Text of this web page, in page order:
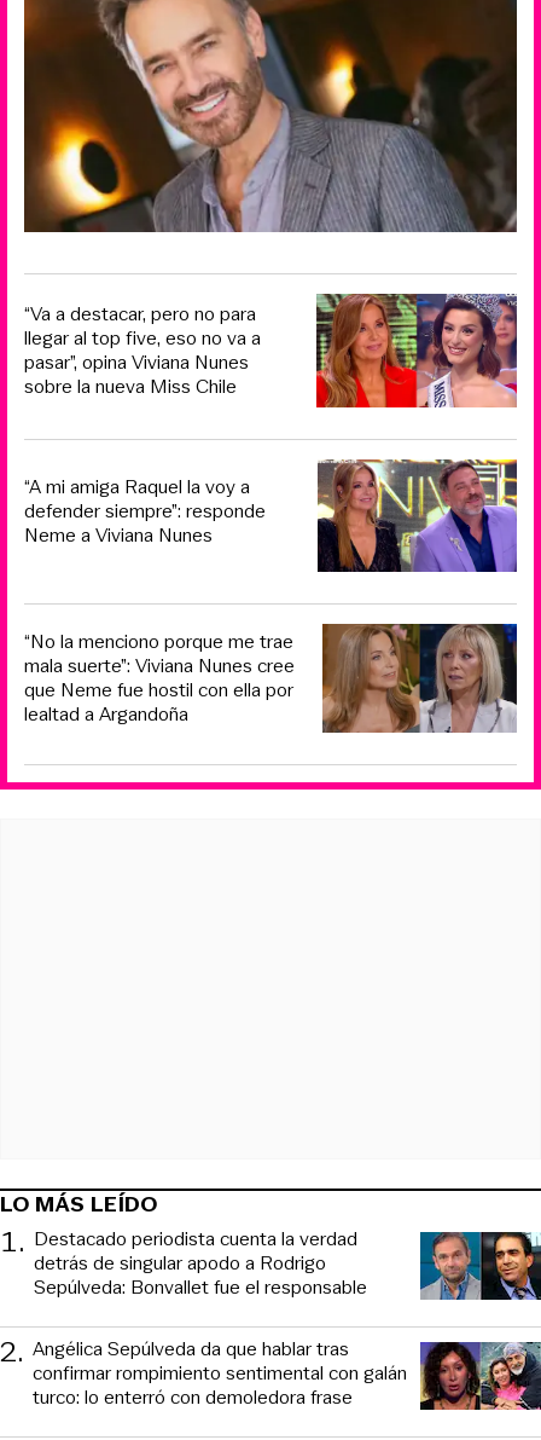
“Va a destacar, pero no para
llegar al top five, eso no va a
pasar”, opina Viviana Nunes
sobre la nueva Miss Chile
“A mi amiga Raquel la voy a
defender siempre”: responde
Neme a Viviana Nunes
“No la menciono porque me trae
mala suerte”: Viviana Nunes cree
que Neme fue hostil con ella por
lealtad a Argandoña
LO MÁS LEÍDO
1. Destacado periodista cuenta la verdad
detrás de singular apodo a Rodrigo
Sepúlveda: Bonvallet fue el responsable
2. Angélica Sepúlveda da que hablar tras
confirmar rompimiento sentimental con galán
turco: lo enterró con demoledora frase